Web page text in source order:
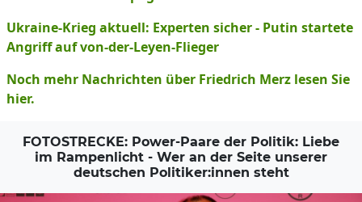
Ukraine-Krieg aktuell: Experten sicher - Putin startete
Angriff auf von-der-Leyen-Flieger
Noch mehr Nachrichten über Friedrich Merz lesen Sie
hier.
FOTOSTRECKE: Power-Paare der Politik: Liebe
im Rampenlicht - Wer an der Seite unserer
deutschen Politiker:innen steht